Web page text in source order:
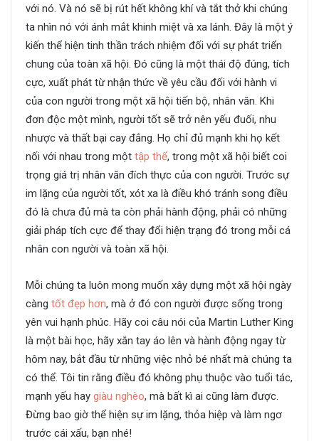
với nó. Và nó sẽ bị rút hết không khí và tắt thở khi chúng
ta nhìn nó với ánh mắt khinh miệt và xa lánh. Đây là một ý
kiến thể hiện tinh thần trách nhiệm đối với sự phát triển
chung của toàn xã hội. Đó cũng là một thái độ đúng, tích
cực, xuất phát từ nhận thức về yêu cầu đối với hành vi
của con người trong một xã hội tiến bộ, nhân văn. Khi
đơn độc một mình, người tốt sẽ trở nên yếu đuối, nhu
nhược và thất bại cay đắng. Họ chỉ đủ mạnh khi họ kết
nối với nhau trong một tập thể, trong một xã hội biết coi
trọng giá trị nhân văn đích thực của con người. Trước sự
im lặng của người tốt, xót xa là điều khó tránh song điều
đó là chưa đủ mà ta còn phải hành động, phải có những
giải pháp tích cực để thay đổi hiện trạng đó trong mỗi cá
nhân con người và toàn xã hội.
Mỗi chúng ta luôn mong muốn xây dựng một xã hội ngày
càng tốt đẹp hơn, mà ở đó con người được sống trong
yên vui hạnh phúc. Hãy coi câu nói của Martin Luther King
là một bài học, hãy xắn tay áo lên và hành động ngay từ
hôm nay, bắt đầu từ những việc nhỏ bé nhất mà chúng ta
có thể. Tôi tin rằng điều đó không phụ thuộc vào tuổi tác,
mạnh yếu hay giàu nghèo, mà bất kì ai cũng làm được.
Đừng bao giờ thể hiện sự im lặng, thỏa hiệp và làm ngơ
trước cái xấu, bạn nhé!